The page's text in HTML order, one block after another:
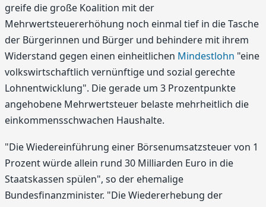
greife die große Koalition mit der
Mehrwertsteuererhöhung noch einmal tief in die Tasche
der Bürgerinnen und Bürger und behindere mit ihrem
Widerstand gegen einen einheitlichen Mindestlohn "eine
volkswirtschaftlich vernünftige und sozial gerechte
Lohnentwicklung". Die gerade um 3 Prozentpunkte
angehobene Mehrwertsteuer belaste mehrheitlich die
einkommensschwachen Haushalte.
"Die Wiedereinführung einer Börsenumsatzsteuer von 1
Prozent würde allein rund 30 Milliarden Euro in die
Staatskassen spülen", so der ehemalige
Bundesfinanzminister. "Die Wiedererhebung der